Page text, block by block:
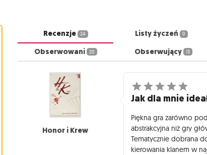
Recenzje 24 Listy życzeń 0
Obserwowani 20 Obserwujący 13
Honor i Krew
Jak dla mnie
Piękna gra zarówno
abstrakcyjna niż gry
Tematycznie dobrana
kierowania klanem w